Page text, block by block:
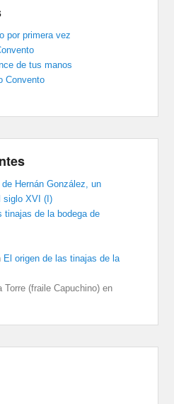
por primera vez
de tus manos
Convento
Hernán González, un
siglo XVI (I)
tinajas de la bodega de
El origen de las tinajas de la
Torre (fraile Capuchino) en